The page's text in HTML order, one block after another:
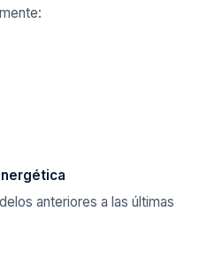
anteriores a las últimas